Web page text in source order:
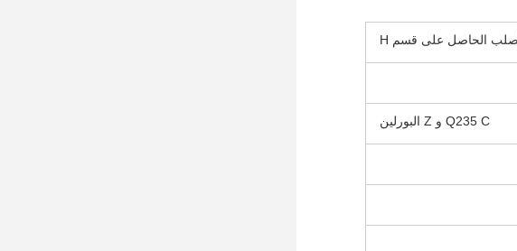
Q235 C و Z البورلين